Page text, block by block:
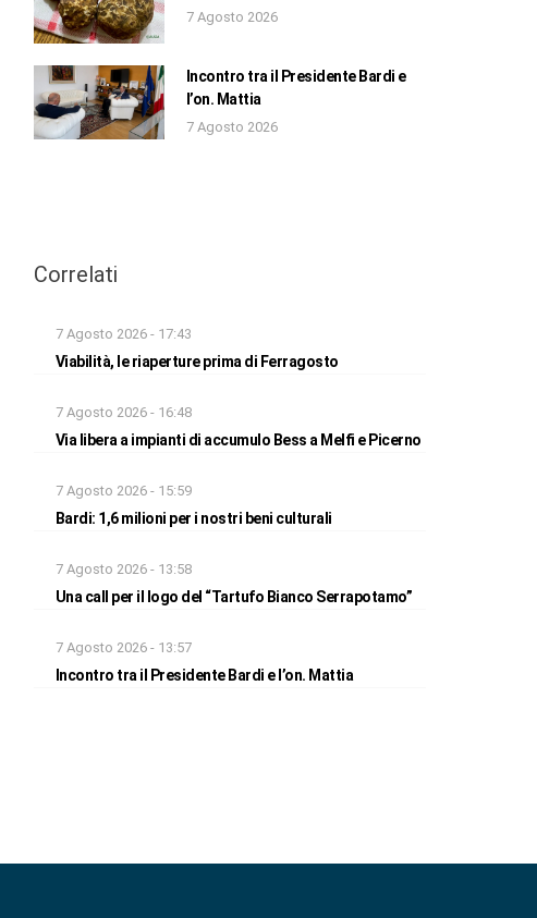
7 Agosto 2026
Incontro tra il Presidente Bardi e
l’on. Mattia
7 Agosto 2026
Correlati
7 Agosto 2026 - 17:43
Viabilità, le riaperture prima di Ferragosto
7 Agosto 2026 - 16:48
Via libera a impianti di accumulo Bess a Melfi e Picerno
7 Agosto 2026 - 15:59
Bardi: 1,6 milioni per i nostri beni culturali
7 Agosto 2026 - 13:58
Una call per il logo del “Tartufo Bianco Serrapotamo”
7 Agosto 2026 - 13:57
Incontro tra il Presidente Bardi e l’on. Mattia